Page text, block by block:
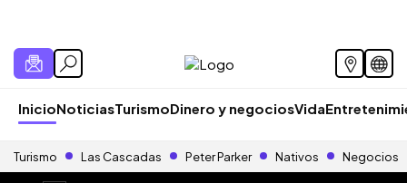
InicioNoticiasTurismoDinero y negociosVida
Turismo Las Cascadas Peter Parker Nativos Negocios